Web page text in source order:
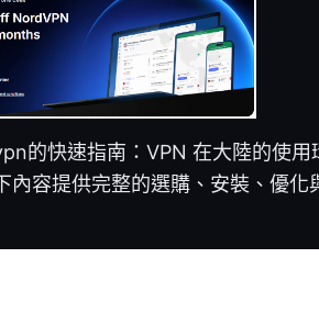
的快速指南：VPN 在大陸的使
內容提供完整的選購、安裝、優